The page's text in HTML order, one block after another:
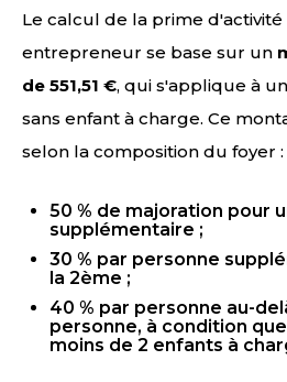
Le calcul de la prime
entrepreneur se base sur un
de 551,51 €, qui s'applique à
sans enfant à charge. Ce
selon la composition du foyer :
50 % de majoration pour
supplémentaire ;
30 % par personne
la 2ème ;
40 % par personne au-
personne, à condition
moins de 2 enfants à